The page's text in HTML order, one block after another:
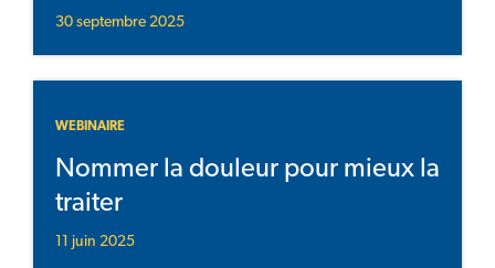
30 septembre 2025
WEBINAIRE
Nommer la douleur pour mieux la
traiter
11 juin 2025